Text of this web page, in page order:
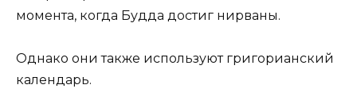
момента, когда Будда достиг нирваны.
Однако они также используют григорианский
календарь.